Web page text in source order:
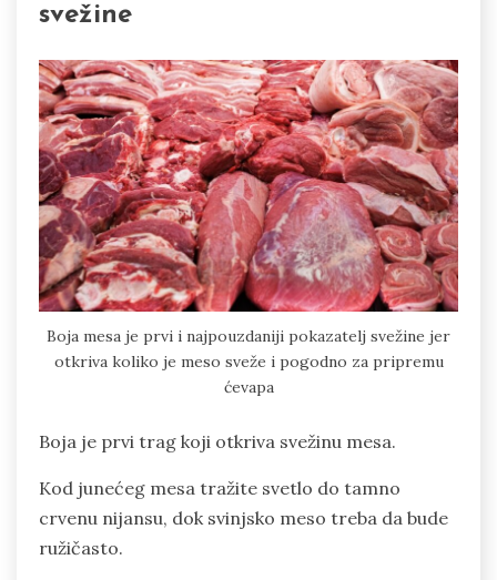
svežine
Boja mesa je prvi i najpouzdaniji pokazatelj svežine jer
otkriva koliko je meso sveže i pogodno za pripremu
ćevapa
Boja je prvi trag koji otkriva svežinu mesa.
Kod junećeg mesa tražite svetlo do tamno
crvenu nijansu, dok svinjsko meso treba da bude
ružičasto.